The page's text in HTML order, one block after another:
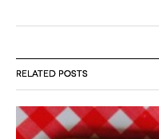
RELATED POSTS